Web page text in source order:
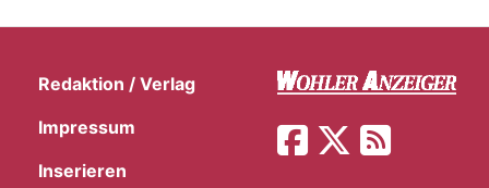
Redaktion / Verlag
Impressum
Inserieren